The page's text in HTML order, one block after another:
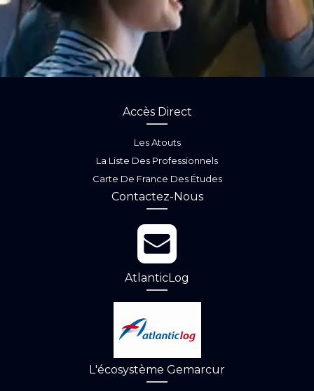
Accès Direct
Les Atouts
La Liste Des Professionnels
Carte De France Des Études
Contactez-Nous
AtlanticLog
L'écosystème Gemarcur